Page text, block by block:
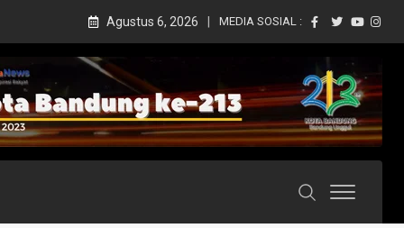
Agustus 6, 2026 MEDIA SOSIAL :